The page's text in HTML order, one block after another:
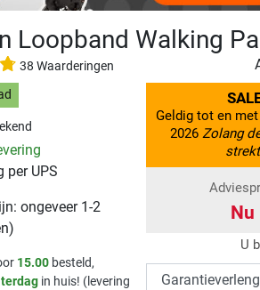
Loopband Walking
38 Waarderingen
per UPS
ongeveer 1-2
15.00besteld,
in huis! (levering
Geldig tot en
2026 Zolang
Nu
U